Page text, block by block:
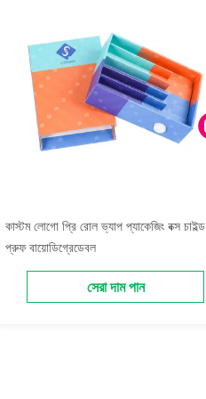
কাস্টম লোগো প্রি রোল ভ্যাপ প্যাকেজিং বক্স চাইল্ড
প্রুফ বায়োডিগ্রেডেবল
সেরা দাম পান